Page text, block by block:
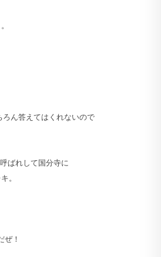
ん答えてはくれないので
ばれして国分寺に
。
！